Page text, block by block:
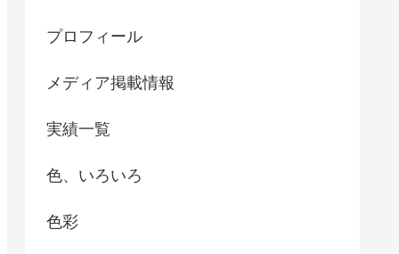
プロフィール
メディア掲載情報
実績一覧
色、いろいろ
色彩